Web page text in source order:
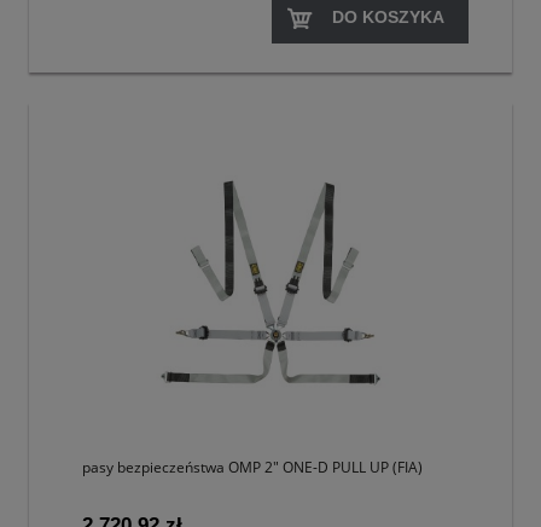
DO KOSZYKA
pasy bezpieczeństwa OMP 2" ONE-D PULL UP (FIA)